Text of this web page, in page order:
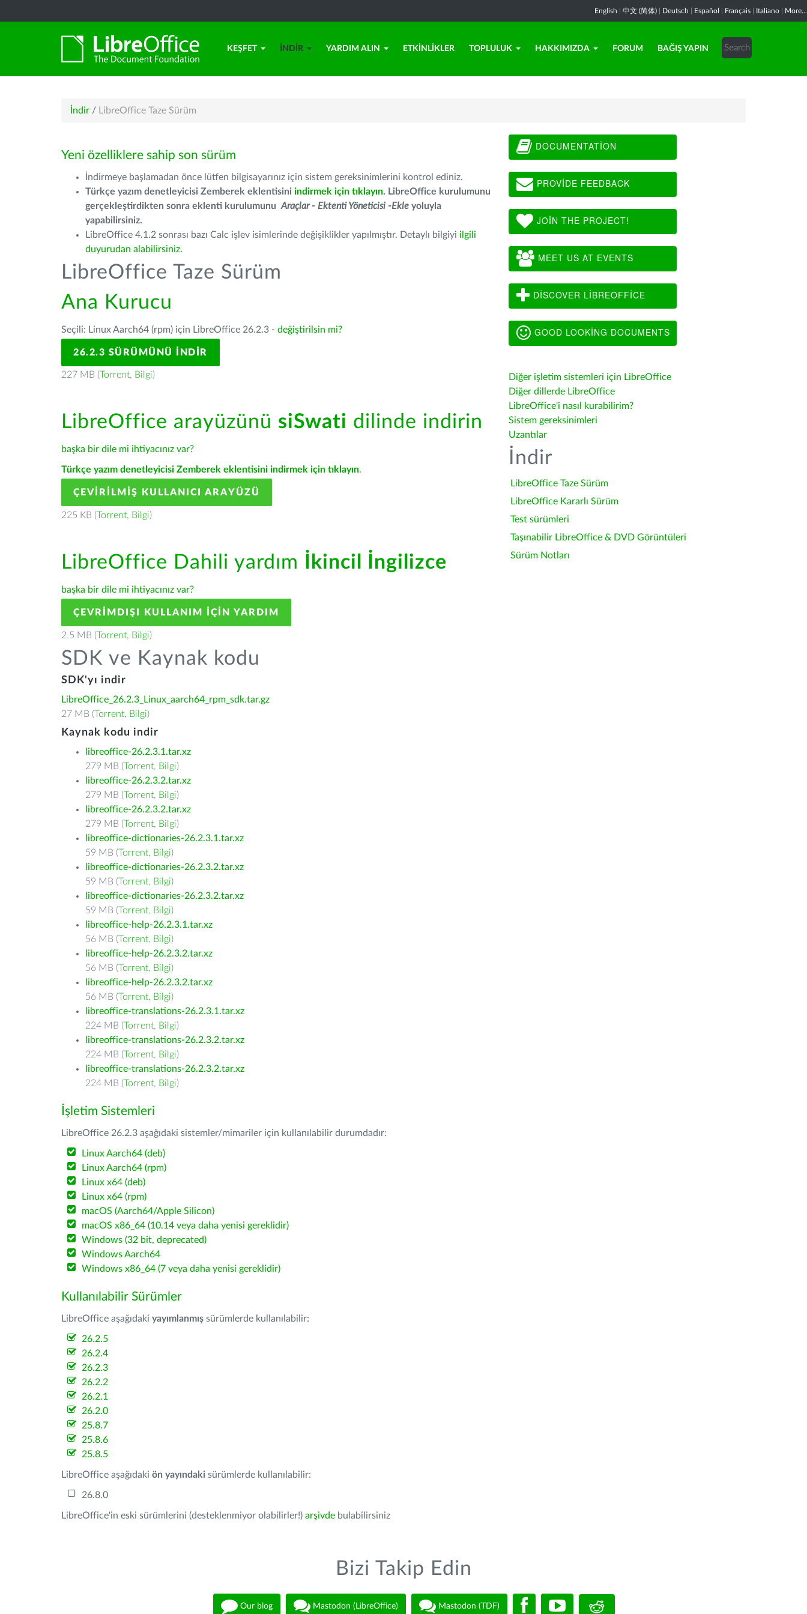
English 中文 (简体) Deutsch Español Français Italiano More...
KEŞFET İNDIR YARDIM ALIN ETKINLIKLER TOPLULUK HAKKIMIZDA FORUM BAĞIŞ YAPIN
İndir / LibreOffice Taze Sürüm
Yeni özelliklere sahip son sürüm
İndirmeye başlamadan önce lütfen bilgisayarınız için sistem gereksinimlerini kontrol ediniz.
Türkçe yazım denetleyicisi Zemberek eklentisini indirmek için tıklayın. LibreOffice kurulumunu
gerçekleştirdikten sonra eklenti kurulumunu Araçlar - Ektenti Yöneticisi -Ekle yoluyla
yapabilirsiniz.
LibreOffice 4.1.2 sonrası bazı Calc işlev isimlerinde değişiklikler yapılmıştır. Detaylı bilgiyi ilgili
duyurudan alabilirsiniz.
LibreOffice Taze Sürüm
Ana Kurucu
Seçili: Linux Aarch64 (rpm) için LibreOffice 26.2.3 - değiştirilsin mi?
26.2.3 SÜRÜMÜNÜ İNDIR
227 MB (Torrent, Bilgi)
LibreOffice arayüzünü siSwati dilinde indirin
başka bir dile mi ihtiyacınız var?
Türkçe yazım denetleyicisi Zemberek eklentisini indirmek için tıklayın.
ÇEVIRILMIŞ KULLANICI ARAYÜZÜ
225 KB (Torrent, Bilgi)
LibreOffice Dahili yardım İkincil İngilizce
başka bir dile mi ihtiyacınız var?
ÇEVRIMDIŞI KULLANIM IÇIN YARDIM
2.5 MB (Torrent, Bilgi)
SDK ve Kaynak kodu
SDK'yı indir
LibreOffice_26.2.3_Linux_aarch64_rpm_sdk.tar.gz
27 MB (Torrent, Bilgi)
Kaynak kodu indir
libreoffice-26.2.3.1.tar.xz
279 MB (Torrent, Bilgi)
libreoffice-26.2.3.2.tar.xz
279 MB (Torrent, Bilgi)
libreoffice-26.2.3.2.tar.xz
279 MB (Torrent, Bilgi)
libreoffice-dictionaries-26.2.3.1.tar.xz
59 MB (Torrent, Bilgi)
libreoffice-dictionaries-26.2.3.2.tar.xz
59 MB (Torrent, Bilgi)
libreoffice-dictionaries-26.2.3.2.tar.xz
59 MB (Torrent, Bilgi)
libreoffice-help-26.2.3.1.tar.xz
56 MB (Torrent, Bilgi)
libreoffice-help-26.2.3.2.tar.xz
56 MB (Torrent, Bilgi)
libreoffice-help-26.2.3.2.tar.xz
56 MB (Torrent, Bilgi)
libreoffice-translations-26.2.3.1.tar.xz
224 MB (Torrent, Bilgi)
libreoffice-translations-26.2.3.2.tar.xz
224 MB (Torrent, Bilgi)
libreoffice-translations-26.2.3.2.tar.xz
224 MB (Torrent, Bilgi)
İşletim Sistemleri
LibreOffice 26.2.3 aşağıdaki sistemler/mimariler için kullanılabilir durumdadır:
Linux Aarch64 (deb)
Linux Aarch64 (rpm)
Linux x64 (deb)
Linux x64 (rpm)
macOS (Aarch64/Apple Silicon)
macOS x86_64 (10.14 veya daha yenisi gereklidir)
Windows (32 bit, deprecated)
Windows Aarch64
Windows x86_64 (7 veya daha yenisi gereklidir)
Kullanılabilir Sürümler
LibreOffice aşağıdaki yayımlanmış sürümlerde kullanılabilir:
26.2.5
26.2.4
26.2.3
26.2.2
26.2.1
26.2.0
25.8.7
25.8.6
25.8.5
LibreOffice aşağıdaki ön yayındaki sürümlerde kullanılabilir:
26.8.0
LibreOffice'in eski sürümlerini (desteklenmiyor olabilirler!) arşivde bulabilirsiniz
DOCUMENTATION
PROVIDE FEEDBACK
JOIN THE PROJECT!
MEET US AT EVENTS
DISCOVER LIBREOFFICE
GOOD LOOKING DOCUMENTS
Diğer işletim sistemleri için LibreOffice
Diğer dillerde LibreOffice
LibreOffice'i nasıl kurabilirim?
Sistem gereksinimleri
Uzantılar
İndir
LibreOffice Taze Sürüm
LibreOffice Kararlı Sürüm
Test sürümleri
Taşınabilir LibreOffice & DVD Görüntüleri
Sürüm Notları
Bizi Takip Edin
Our blog Mastodon (LibreOffice) Mastodon (TDF)